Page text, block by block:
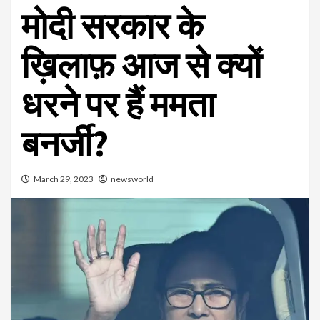
मोदी सरकार के
ख़िलाफ़ आज से क्यों
धरने पर हैं ममता
बनर्जी?
March 29, 2023 newsworld